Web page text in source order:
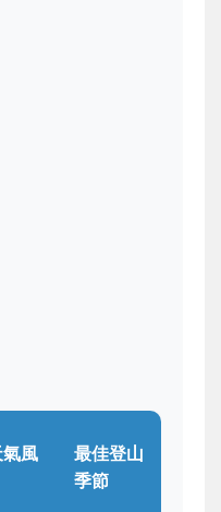
風
最佳登山
季節